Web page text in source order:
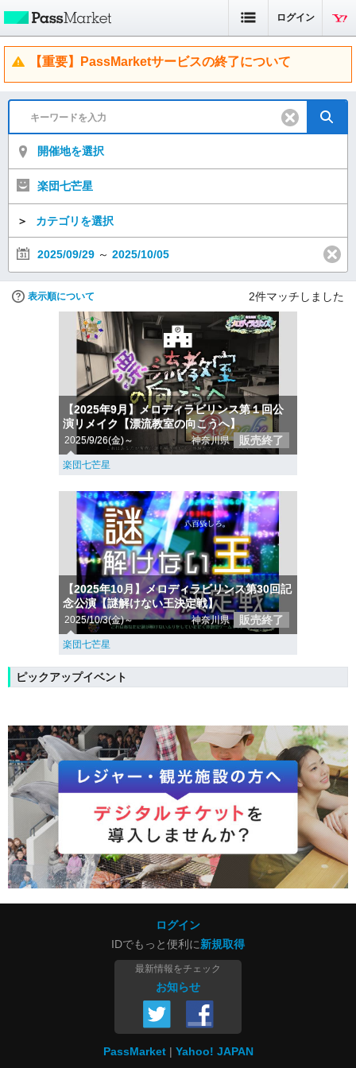
ログイン
【重要】PassMarketサービスの終了について
開催地を選択
楽団七芒星
＞ カテゴリを選択
2025/09/29 ～ 2025/10/05
表示順について 2件マッチしました
【2025年9月】メロディラビリンス第１回公
演リメイク【漂流教室の向こうへ】
2025/9/26(金)～ 神奈川県 販売終了
楽団七芒星
【2025年10月】メロディラビリンス第30回記
念公演【謎解けない王決定戦】
2025/10/3(金)～ 神奈川県 販売終了
楽団七芒星
ピックアップイベント
ログイン
IDでもっと便利に新規取得
最新情報をチェック
お知らせ
PassMarket Yahoo! JAPAN